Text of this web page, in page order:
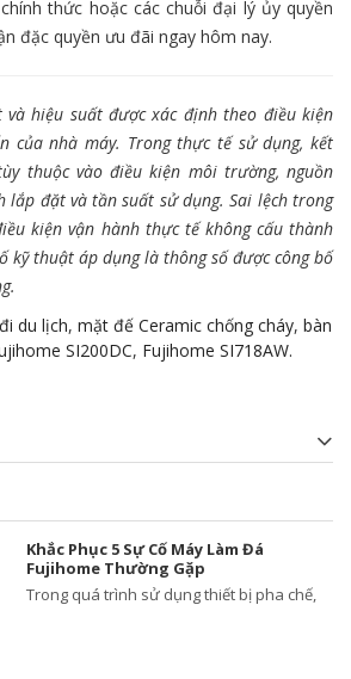
thức hoặc các chuỗi đại lý ủy quyền
đặc quyền ưu đãi ngay hôm nay.
và hiệu suất được xác định theo điều kiện
của nhà máy. Trong thực tế sử dụng, kết
thuộc vào điều kiện môi trường, nguồn
lắp đặt và tần suất sử dụng. Sai lệch trong
kiện vận hành thực tế không cấu thành
kỹ thuật áp dụng là thông số được công bố
du lịch, mặt đế Ceramic chống cháy, bàn
SI200DC, Fujihome SI718AW.
Khắc Phục 5 Sự Cố Máy Làm Đá
Fujihome Thường Gặp
Trong quá trình sử dụng thiết bị pha chế,